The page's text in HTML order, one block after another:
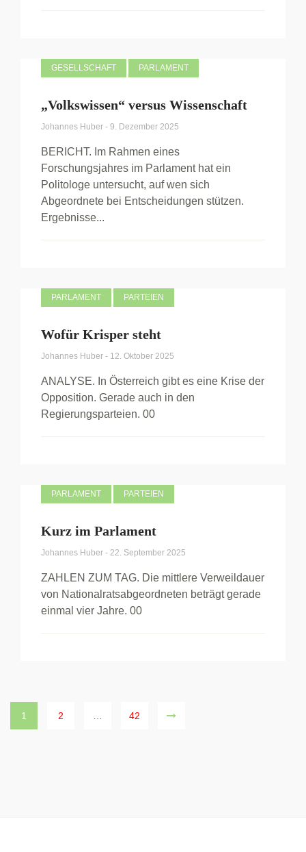
GESELLSCHAFT PARLAMENT
„Volkswissen“ versus Wissenschaft
Johannes Huber - 9. Dezember 2025
BERICHT. Im Rahmen eines
Forschungsjahres im Parlament hat ein
Politologe untersucht, auf wen sich
Abgeordnete bei Entscheidungen stützen.
Ergebnisse...
PARLAMENT PARTEIEN
Wofür Krisper steht
Johannes Huber - 12. Oktober 2025
ANALYSE. In Österreich gibt es eine Krise der
Opposition. Gerade auch in den
Regierungsparteien. 00
PARLAMENT PARTEIEN
Kurz im Parlament
Johannes Huber - 22. September 2025
ZAHLEN ZUM TAG. Die mittlere Verweildauer
von Nationalratsabgeordneten beträgt gerade
einmal vier Jahre. 00
1 2 42